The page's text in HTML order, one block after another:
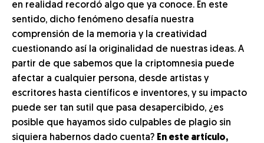
en realidad recordó algo que ya conoce. En este
sentido, dicho fenómeno desafía nuestra
comprensión de la memoria y la creatividad
cuestionando así la originalidad de nuestras ideas. A
partir de que sabemos que la criptomnesia puede
afectar a cualquier persona, desde artistas y
escritores hasta científicos e inventores, y su impacto
puede ser tan sutil que pasa desapercibido, ¿es
posible que hayamos sido culpables de plagio sin
siquiera habernos dado cuenta? En este artículo,